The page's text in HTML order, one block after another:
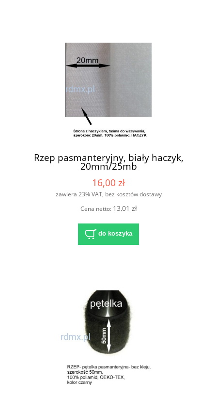
Rzep pasmanteryjny, biały haczyk,
20mm/25mb
16,00 zł
zawiera 23% VAT, bez kosztów dostawy
Cena netto: 13,01 zł
do koszyka